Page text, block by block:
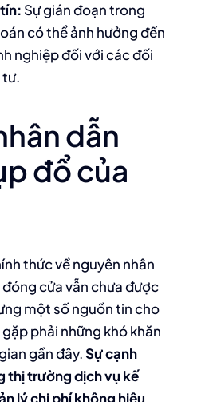
Sự gián đoạn trong
có thể ảnh hưởng đến
nghiệp đối với các đối
tư.
dẫn
đổ của
thức về nguyên nhân
cửa vẫn chưa được
một số nguồn tin cho
phải những khó khăn
gần đây.Sự cạnh
thị trường dịch vụ kế
lý chi phí không hiệu